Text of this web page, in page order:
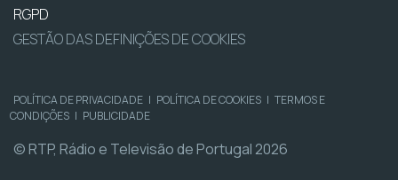
RGPD
GESTÃO DAS DEFINIÇÕES DE COOKIES
POLÍTICA DE PRIVACIDADE | POLÍTICA DE COOKIES | TERMOS E
CONDIÇÕES | PUBLICIDADE
© RTP, Rádio e Televisão de Portugal 2026